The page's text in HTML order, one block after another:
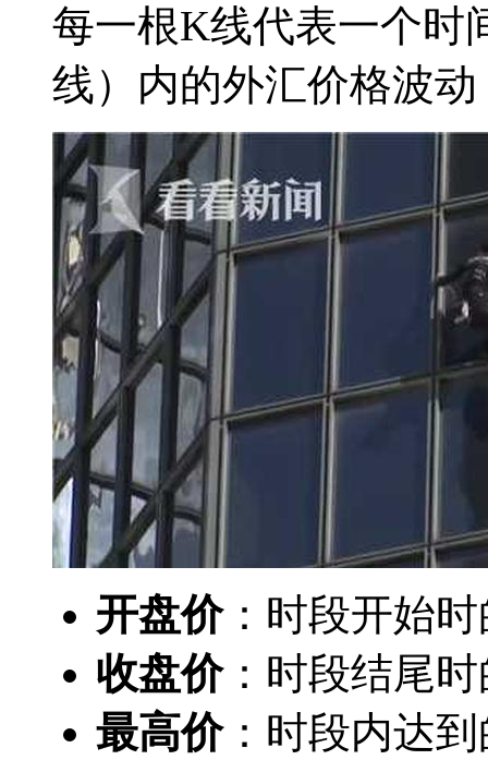
每一根K线代表一个时
线）内的外汇价格波
开盘价：时段开始
收盘价：时段结尾
最高价：时段内达